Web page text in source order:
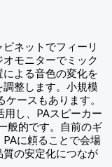
ネットでフィーリ
モニターでミック
よる音色の変化を
整します。小規模
ースもあります。
し、PAスピーカー
般的です。自前のギ
に頼ることで会場
の安定化につなが